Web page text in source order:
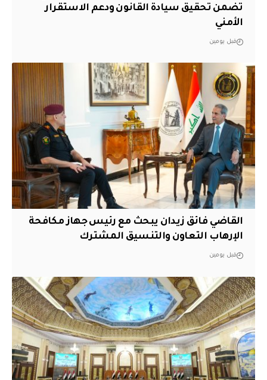
تضمن تحقيق سيادة القانون ودعم الاستقرار
الأمني
قبل يومين
القاضي فائق زيدان يبحث مع رئيس جهاز مكافحة
الإرهاب التعاون والتنسيق المشترك
قبل يومين